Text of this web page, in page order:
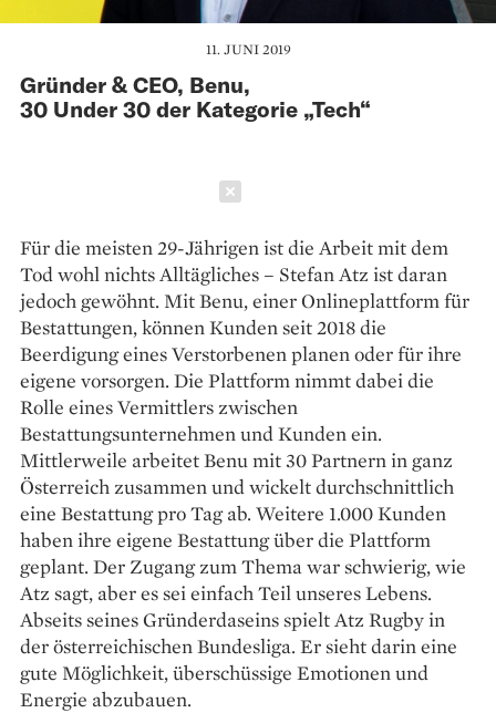
11. JUNI 2019
Gründer & CEO, Benu,
30 Under 30 der Kategorie „Tech“
Für die meisten 29-Jährigen ist die Arbeit mit dem
Tod wohl nichts Alltägliches – Stefan Atz ist daran
jedoch gewöhnt. Mit Benu, einer Onlineplattform für
Bestattungen, können Kunden seit 2018 die
Beerdigung eines Verstorbenen planen oder für ihre
eigene vorsorgen. Die Plattform nimmt dabei die
Rolle eines Vermittlers zwischen
Bestattungsunternehmen und Kunden ein.
Mittlerweile arbeitet Benu mit 30 Partnern in ganz
Österreich zusammen und wickelt durchschnittlich
eine Bestattung pro Tag ab. Weitere 1.000 Kunden
haben ihre eigene Bestattung über die Plattform
geplant. Der Zugang zum Thema war schwierig, wie
Atz sagt, aber es sei einfach Teil unseres Lebens.
Abseits seines Gründerdaseins spielt Atz Rugby in
der österreichischen Bundesliga. Er sieht darin eine
gute Möglichkeit, überschüssige Emotionen und
Energie abzubauen.